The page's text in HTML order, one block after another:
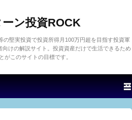
ン投資ROCK
の堅実投資で投資所得月100万円超を目指す投資軍
けの解説サイト。投資資産だけで生活できるため
がこのサイトの目標です。
第1コンテンツにスキップす
る
第2コンテンツにスキップす
る